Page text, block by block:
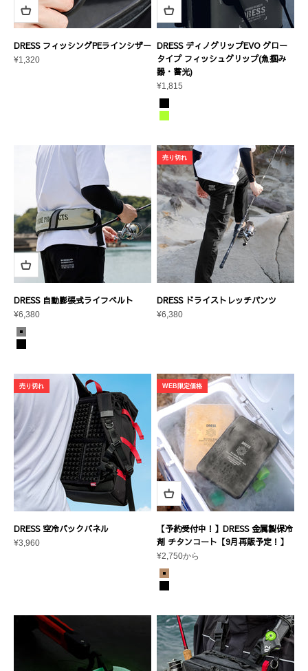
DRESS フィッシングPEラインシザー
セール価格
¥1,320
DRESS ディノグリップEVO グロー
タイプ フィッシュグリップ(魚掴み
器・蓄光)
セール価格
¥1,815
カラー
ブラック+グロー
グリーン+グロー
DRESS 自動膨張式ライフベルト
セール価格
¥6,380
カラー
グレー
ブラック
売り切れ
DRESS ドライストレッチパンツ
セール価格
¥6,380
売り切れ
DRESS 空冷バックパネル
セール価格
¥3,960
WEB限定価格
【予約受付中！】DRESS 金属製保冷
剤 チタンコート【9月再販予定！】
セール価格
¥2,750から
カラー
ゴールド
ブラック